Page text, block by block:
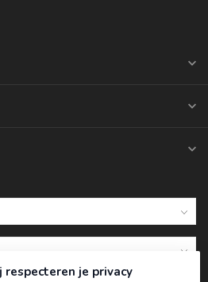
respecteren je privacy